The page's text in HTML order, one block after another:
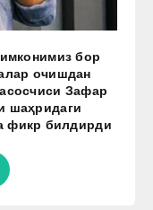
бор
очишдан
Зафар
шаҳридаги
фикр билдирди